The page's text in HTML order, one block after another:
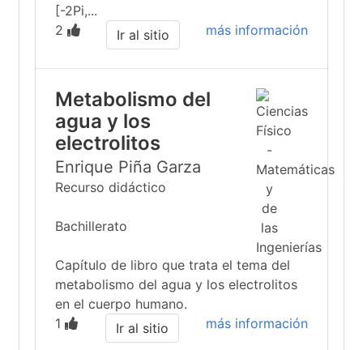
[-2Pi,...
2
más información
Ir al sitio
Metabolismo del
agua y los
electrolitos
Enrique Piña Garza
Recurso didáctico
Bachillerato
Capítulo de libro que trata el tema del
metabolismo del agua y los electrolitos
en el cuerpo humano.
1
más información
Ir al sitio